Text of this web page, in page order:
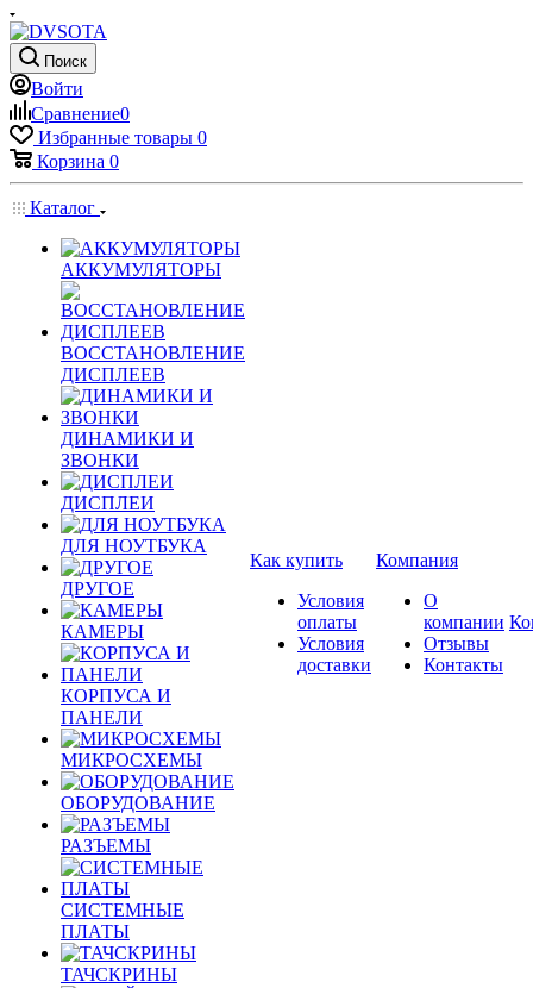
Поиск
Войти
Сравнение0
Избранные товары 0
Корзина 0
Каталог
АККУМУЛЯТОРЫ
ВОССТАНОВЛЕНИЕ
ДИСПЛЕЕВ
ДИНАМИКИ И
ЗВОНКИ
ДИСПЛЕИ
ДЛЯ НОУТБУКА
ДРУГОЕ
КАМЕРЫ
КОРПУСА И
ПАНЕЛИ
МИКРОСХЕМЫ
ОБОРУДОВАНИЕ
РАЗЪЕМЫ
СИСТЕМНЫЕ
ПЛАТЫ
ТАЧСКРИНЫ
Как купить
Условия
оплаты
Условия
доставки
Компания
О
компании
Отзывы
Контакты